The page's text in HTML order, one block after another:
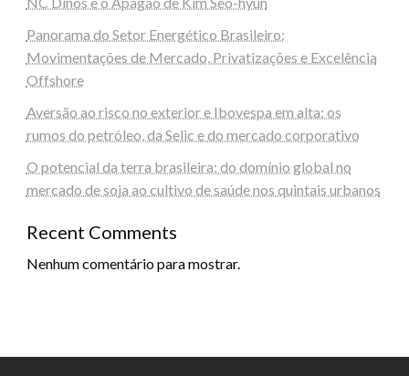
Panorama do Setor Energético Brasileiro:
Movimentações de Mercado, Privatizações e Excelência
Offshore
Aversão ao risco no exterior e Ibovespa em alta: os
rumos do petróleo, da Selic e do mercado corporativo
O potencial da terra brasileira: do domínio global no
mercado de soja ao cultivo de saúde nos quintais urbanos
Recent Comments
Nenhum comentário para mostrar.